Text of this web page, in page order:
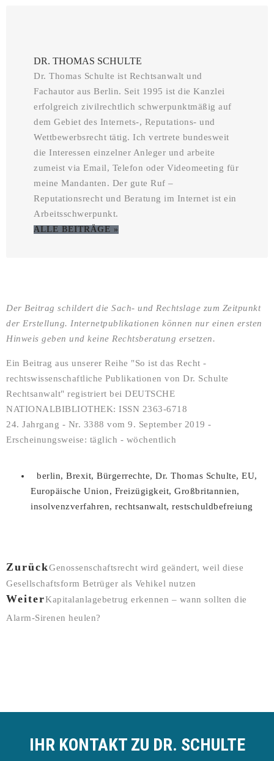
DR. THOMAS SCHULTE
Dr. Thomas Schulte ist Rechtsanwalt und
Fachautor aus Berlin. Seit 1995 ist die Kanzlei
erfolgreich zivilrechtlich schwerpunktmäßig auf
dem Gebiet des Internets-, Reputations- und
Wettbewerbsrecht tätig. Ich vertrete bundesweit
die Interessen einzelner Anleger und arbeite
zumeist via Email, Telefon oder Videomeeting für
meine Mandanten. Der gute Ruf –
Reputationsrecht und Beratung im Internet ist ein
Arbeitsschwerpunkt.
ALLE BEITRÄGE »
Der Beitrag schildert die Sach- und Rechtslage zum Zeitpunkt
der Erstellung. Internetpublikationen können nur einen ersten
Hinweis geben und keine Rechtsberatung ersetzen.
Ein Beitrag aus unserer Reihe "So ist das Recht -
rechtswissenschaftliche Publikationen von Dr. Schulte
Rechtsanwalt" registriert bei DEUTSCHE
NATIONALBIBLIOTHEK: ISSN 2363-6718
24. Jahrgang - Nr. 3388 vom 9. September 2019 -
Erscheinungsweise: täglich - wöchentlich
berlin, Brexit, Bürgerrechte, Dr. Thomas Schulte, EU,
Europäische Union, Freizügigkeit, Großbritannien,
insolvenzverfahren, rechtsanwalt, restschuldbefreiung
ZurückGenossenschaftsrecht wird geändert, weil diese
Gesellschaftsform Betrüger als Vehikel nutzen
WeiterKapitalanlagebetrug erkennen – wann sollten die
Alarm-Sirenen heulen?
IHR KONTAKT ZU DR. SCHULTE